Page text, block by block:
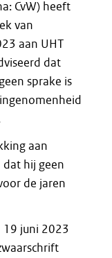
CvW) heeft
van
aan UHT
dat
sprake is
aan
hij geen
de jaren
19 juni 2023